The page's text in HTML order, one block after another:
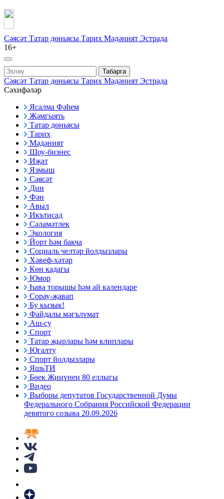
Сәясәт Татар дөньясы Тарих Мәдәният Эстрада
16+
Табарга
Сәясәт Татар дөньясы Тарих Мәдәният Эстрада
Сәхифәләр
Ясалма Фәһем
Җәмгыять
Татар дөньясы
Тарих
Мәдәният
Шоу-бизнес
Иҗат
Язмыш
Сәясәт
Дин
Фән
Авыл
Икътисад
Сәламәтлек
Экология
Йорт һәм бакча
Социаль челтәр йолдызлары
Хәвеф-хәтәр
Көн кадагы
Юмор
Һава торышы һәм ай календаре
Сорау-җавап
Бу кызык!
Файдалы мәгълүмат
Аш-су
Спорт
Татар җырлары һәм клиплары
Югалту
Спорт йолдызлары
ЯшьТИ
Бөек Җиңүнең 80 еллыгы
Видео
Выборы депутатов Государственной Думы
Федерального Собрания Российской Федерации
девятого созыва 20.09.2026